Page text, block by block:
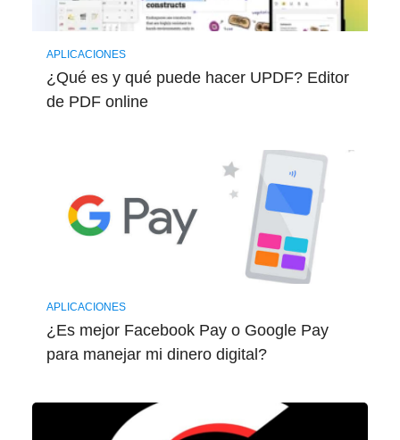
APLICACIONES
¿Qué es y qué puede hacer UPDF? Editor
de PDF online
APLICACIONES
¿Es mejor Facebook Pay o Google Pay
para manejar mi dinero digital?